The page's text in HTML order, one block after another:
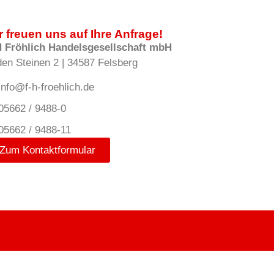
freuen uns auf Ihre Anfrage!
Fröhlich Handelsgesellschaft mbH
Steinen 2 | 34587 Felsberg
h-froehlich.de
/ 9488-0
/ 9488-11
Zum Kontaktformular